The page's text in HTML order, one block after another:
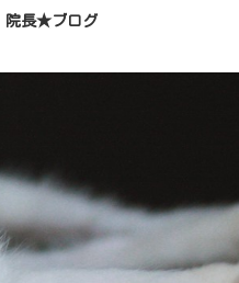
院長★ブログ